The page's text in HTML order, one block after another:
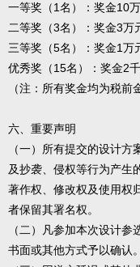
一等奖（1名）：奖金10
二等奖（3名）：奖金3万
三等奖（5名）：奖金1万
优秀奖（15名）：奖金2
（注：所有奖金均为税前
六、重要声明
（一）所有提交的设计
及抄袭、侵权等行为产生
著作权、修改权及使用权
者保留其署名权。
（二）凡参加本次设计
书面或其他方式予以确认。